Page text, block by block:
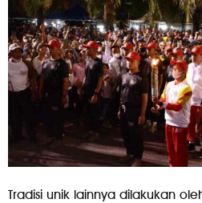
Tradisi unik lainnya dilakukan